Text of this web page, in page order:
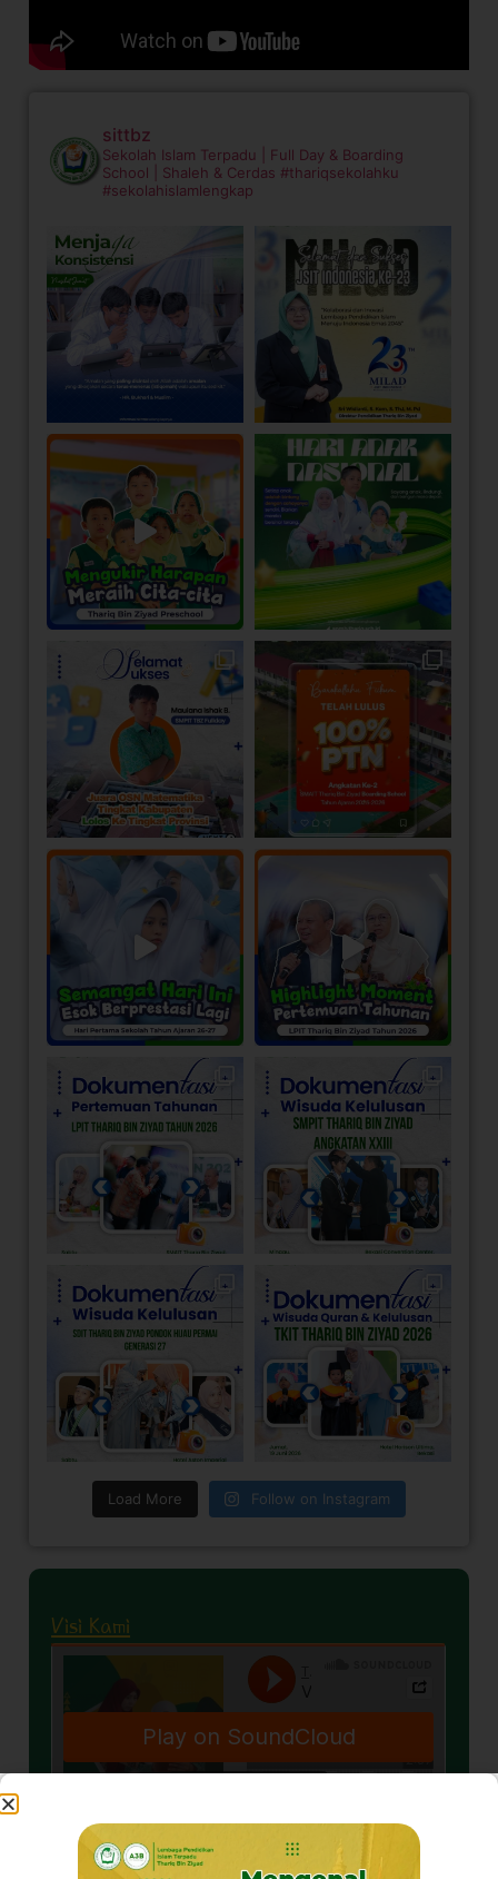
sittbz
Sekolah Islam Terpadu | Full Day & Boarding
School | Shaleh & Cerdas #thariqsekolahku
#sekolahislamlengkap
Load More Follow on Instagram
Visi Kami